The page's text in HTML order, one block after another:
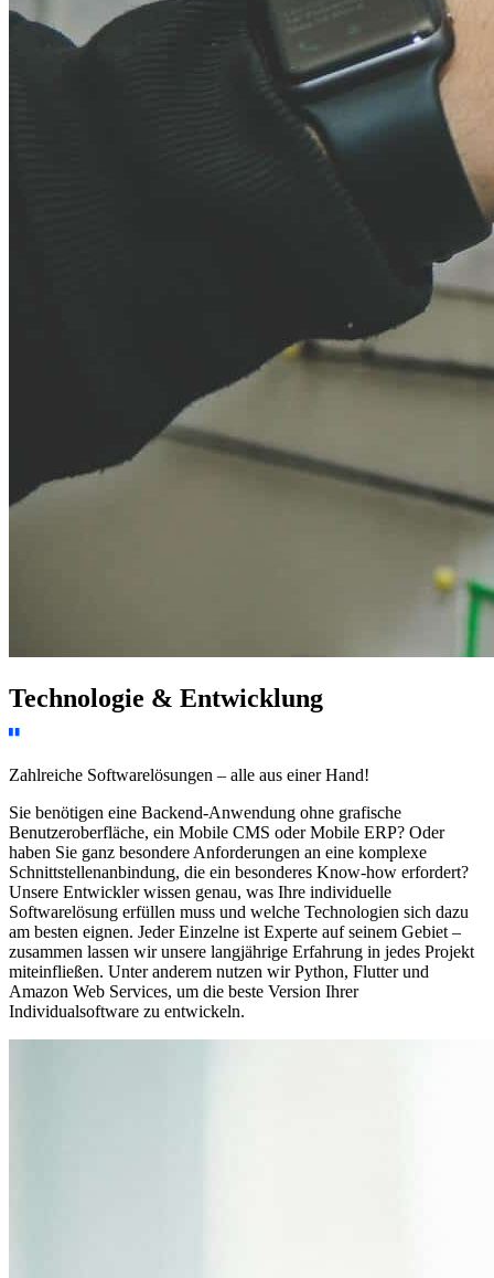
Technologie & Entwicklung
Zahlreiche Softwarelösungen – alle aus einer Hand!
Sie benötigen eine Backend-Anwendung ohne grafische
Benutzeroberfläche, ein Mobile CMS oder Mobile ERP? Oder
haben Sie ganz besondere Anforderungen an eine komplexe
Schnittstellenanbindung, die ein besonderes Know-how erfordert?
Unsere Entwickler wissen genau, was Ihre individuelle
Softwarelösung erfüllen muss und welche Technologien sich dazu
am besten eignen. Jeder Einzelne ist Experte auf seinem Gebiet –
zusammen lassen wir unsere langjährige Erfahrung in jedes Projekt
miteinfließen. Unter anderem nutzen wir Python, Flutter und
Amazon Web Services, um die beste Version Ihrer
Individualsoftware zu entwickeln.